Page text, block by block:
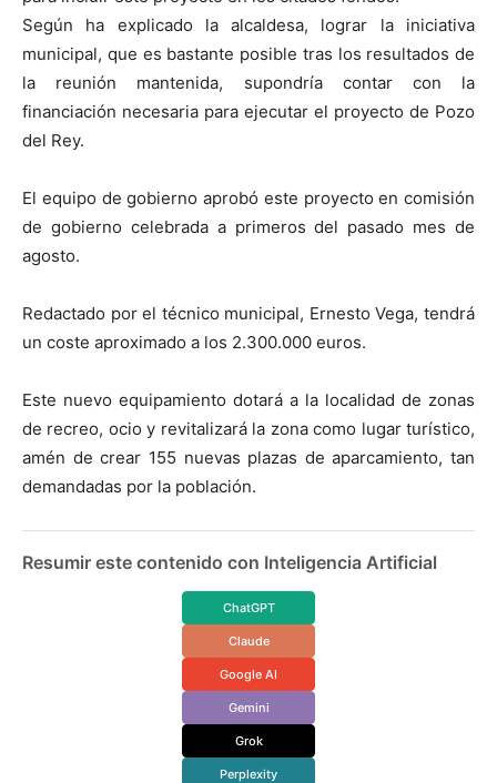
Según ha explicado la alcaldesa, lograr la iniciativa
municipal, que es bastante posible tras los resultados de
la reunión mantenida, supondría contar con la
financiación necesaria para ejecutar el proyecto de Pozo
del Rey.
El equipo de gobierno aprobó este proyecto en comisión
de gobierno celebrada a primeros del pasado mes de
agosto.
Redactado por el técnico municipal, Ernesto Vega, tendrá
un coste aproximado a los 2.300.000 euros.
Este nuevo equipamiento dotará a la localidad de zonas
de recreo, ocio y revitalizará la zona como lugar turístico,
amén de crear 155 nuevas plazas de aparcamiento, tan
demandadas por la población.
Resumir este contenido con Inteligencia Artificial
ChatGPT
Claude
Google AI
Gemini
Grok
Perplexity